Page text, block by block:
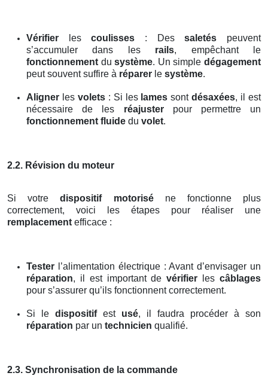
Vérifier lescoulisses : Dessaletés peuvent
s’accumuler dans les rails, empêchant le
fonctionnement dusystème. Un simpledégagement
peut souvent suffire à réparer le système.
Aligner les volets: Si les lames sontdésaxées, il est
nécessaire de les réajusterpour permettre un
fonctionnement fluide du volet.
2.2. Révision du moteur
Si votredispositif motoriséne fonctionne plus
correctement, voici les étapes pour réaliser une
remplacement efficace :
Tester l’alimentation électrique : Avant d’envisager un
réparation, il est important devérifier lescâblages
pour s’assurer qu’ils fonctionnent correctement.
Si le dispositifest usé, il faudra procéder à son
réparation par un technicien qualifié.
2.3. Synchronisation de la commande